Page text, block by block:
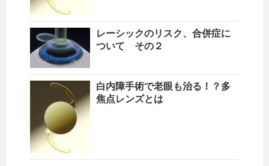
レーシックのリスク、合併症に
ついて その２
白内障手術で老眼も治る！？多
焦点レンズとは